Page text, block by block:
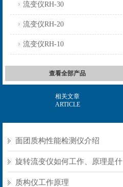
流变仪RH-30
流变仪RH-20
流变仪RH-10
查看全部产品
相关文章
ARTICLE
面团质构性能检测仪介绍
旋转流变仪如何工作、原理是什
么？
质构仪工作原理